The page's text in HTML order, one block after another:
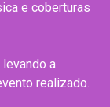
e coberturas
a
realizado.